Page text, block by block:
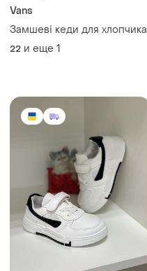
Vans
Замшеві кеди для хлопчика
22 и еще 1